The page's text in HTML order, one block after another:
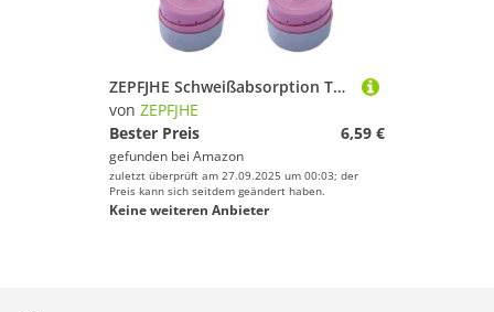
ZEPFJHE Schweißabsorption Tennisschläger Grip Badmintons Squash Training Sweatband Nonslip Grips Overgrip Dauerhafte Antislip Schläger Super Absorbiert
von ZEPFJHE
Bester Preis
6,59 €
gefunden bei Amazon
zuletzt überprüft am 27.09.2025 um 00:03; der
Preis kann sich seitdem geändert haben.
Keine weiteren Anbieter